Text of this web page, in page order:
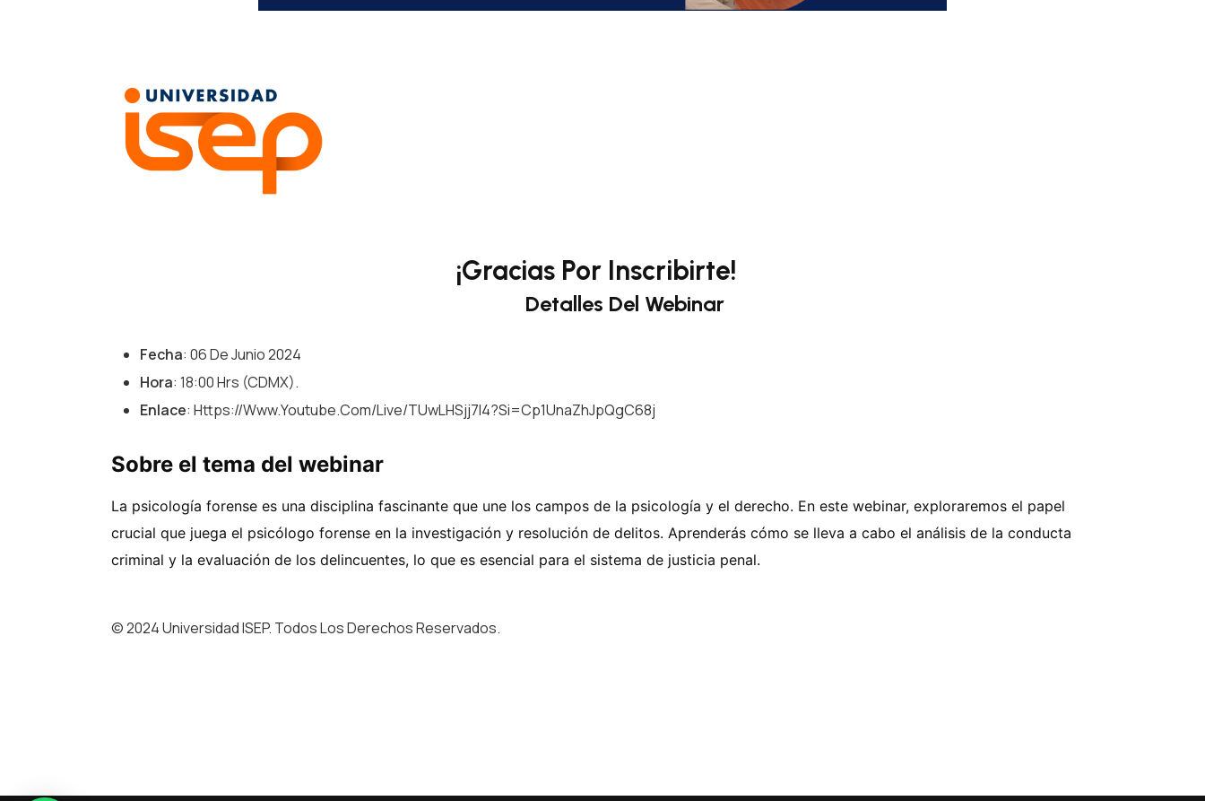
¡Gracias Por Inscribirte!
Detalles Del Webinar
Fecha: 06 De Junio 2024
Hora: 18:00 Hrs (CDMX).
Enlace: Https://www.youtube.com/live/TUwLHSjj7l4?si=Cp1UnaZhJpQgC68j
Sobre el tema del webinar
La psicología forense es una disciplina fascinante que une los campos de la psicología y el derecho. En este webinar, exploraremos el papel
crucial que juega el psicólogo forense en la investigación y resolución de delitos. Aprenderás cómo se lleva a cabo el análisis de la conducta
criminal y la evaluación de los delincuentes, lo que es esencial para el sistema de justicia penal.
© 2024 Universidad ISEP. Todos Los Derechos Reservados.